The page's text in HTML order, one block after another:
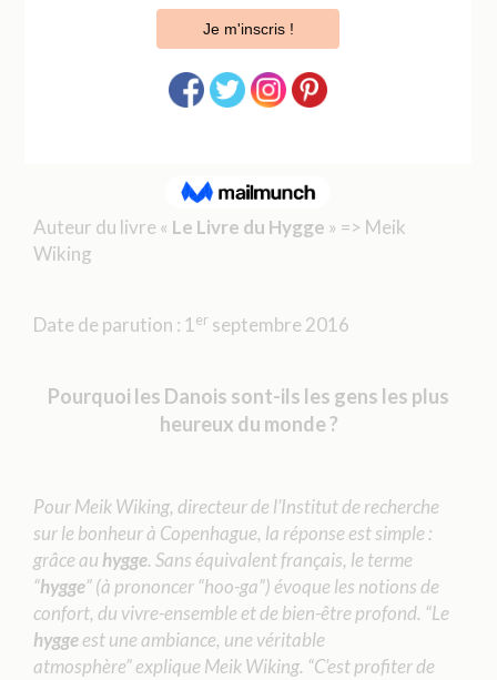
RÉSUMÉ DU LIVRE « LE LIVRE DU
Auteur du livre « Le Livre du Hygge » => Meik
Wiking
Date de parution : 1er septembre 2016
Pourquoi les Danois sont-ils les gens les plus
heureux du monde ?
Pour Meik Wiking, directeur de l’Institut de recherche
sur le bonheur à Copenhague, la réponse est simple :
grâce au hygge. Sans équivalent français, le terme
“hygge” (à prononcer “hoo-ga”) évoque les notions de
confort, du vivre-ensemble et de bien-être profond. “Le
hyggeest une ambiance, une véritable
atmosphère” explique Meik Wiking. “C’est profiter de